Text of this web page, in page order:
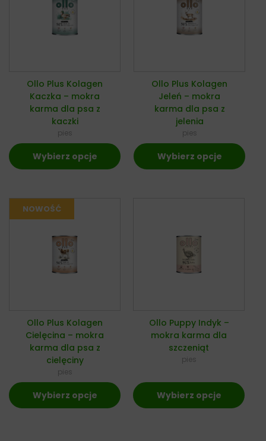
Ollo Plus Kolagen
Kaczka – mokra
karma dla psa z
kaczki
pies
Wybierz opcje
Ollo Plus Kolagen
Jeleń – mokra
karma dla psa z
jelenia
pies
Wybierz opcje
Ollo Plus Kolagen
Cielęcina – mokra
karma dla psa z
cielęciny
pies
Wybierz opcje
Ollo Puppy Indyk –
mokra karma dla
szczeniąt
pies
Wybierz opcje